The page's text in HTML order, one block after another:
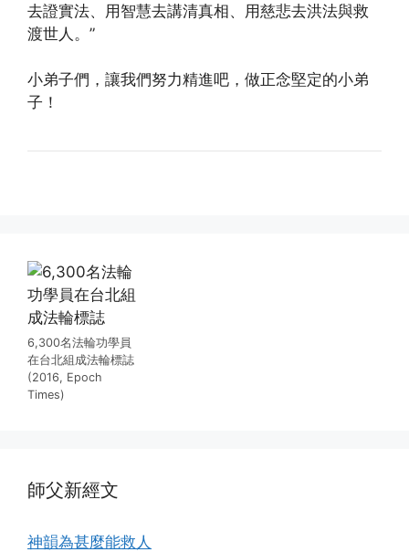
去證實法、用智慧去講清真相、用慈悲去洪法與救
渡世人。”
小弟子們，讓我們努力精進吧，做正念堅定的小弟
子！
6,300名法輪功學員
在台北組成法輪標誌
(2016, Epoch
Times)
師父新經文
神韻為甚麼能救人